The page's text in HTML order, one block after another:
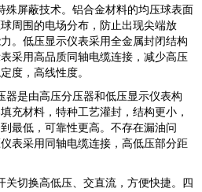
殊屏蔽技术。铝合金材料的均压球表面
周围的电场分布，防止出现尖端放
。低压显示仪表采用全金属封闭结构
采用高品质同轴电缆连接，减少高压
度，高线性度。
器是由高压分压器和低压显示仪表构
充材料，特种工艺灌封，结构更小，
最低，可靠性更高。不存在漏油问
表采用同轴电缆连接，高低压部分距
关切换高低压、交直流，方便快捷。四